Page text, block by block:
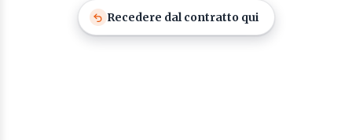
Recedere dal contratto qui